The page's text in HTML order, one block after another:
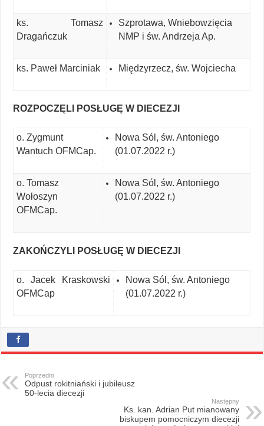
ks. Tomasz
Dragańczuk
Szprotawa, Wniebowzięcia
NMP i św. Andrzeja Ap.
ks. Paweł Marciniak Międzyrzecz, św. Wojciecha
ROZPOCZĘLI POSŁUGĘ W DIECEZJI
o. Zygmunt
Wantuch OFMCap.
Nowa Sól, św. Antoniego
(01.07.2022 r.)
o. Tomasz
Wołoszyn
OFMCap.
Nowa Sól, św. Antoniego
(01.07.2022 r.)
ZAKOŃCZYLI POSŁUGĘ W DIECEZJI
o. Jacek Kraskowski
OFMCap
Nowa Sól, św. Antoniego
(01.07.2022 r.)
Poprzedni
Odpust rokitniański i jubileusz
50-lecia diecezji
Następny
Ks. kan. Adrian Put mianowany
biskupem pomocniczym diecezji